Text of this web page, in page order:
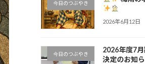
今日のつぶやき
2026年6月12日
今日のつぶやき
2026年度7
決定のお知